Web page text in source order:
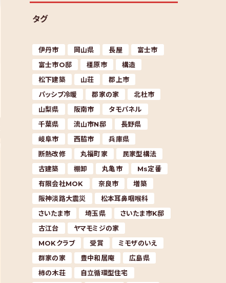
タグ
伊丹市 岡山県 長屋
富士市
富士市O邸
橿原市
構造
松下建築
山荘
郡上市
パッシブ冷暖
郡家の家
北杜市
山梨県
阪南市
タモパネル
千葉県
流山市N邸
長野県
岐阜市
西脇市
兵庫県
断熱改修
丸福町家
民家型構法
古建築
棚卸 丸亀市
Ms定番
有限会社MOK
奈良市
増築
阪神淡路大震災
松本耳鼻咽喉科
さいたま市
埼玉県
さいたま市K邸
古江台
ヤマモミジの家
MOKクラブ
受賞
ミモザのいえ
群家の家
豊中和居庵
広島県
柿の木荘
自立循環型住宅